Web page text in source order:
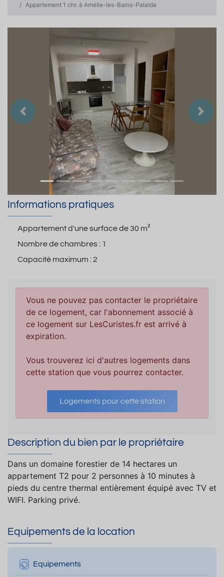
Appartement 1 chr. à Amélie-les-Bains-Palalda
Précedent
Informations pratiques
Appartement d'une surface de30 m²
Nombre de chambres : 1
Capacité maximum :2
Vous ne pouvez pas contacter le propriétaire
de ce logement, car l'abonnement associé à
ce logement sur LesCuristes.fr est arrivé à
expiration.
Vous trouverez ici d'autres logements dans
cette station que vous pourrez contacter.
Logements pour cette station
Description du bien par le propriétaire
Dans un domaine forestier de 14 hectares un
appartement T2 pour 2 personnes à 10 minutes à
pieds du centre thermal entièrement équipé avec TV et
WIFI. Parking privé.
Equipements de la location
Equipements